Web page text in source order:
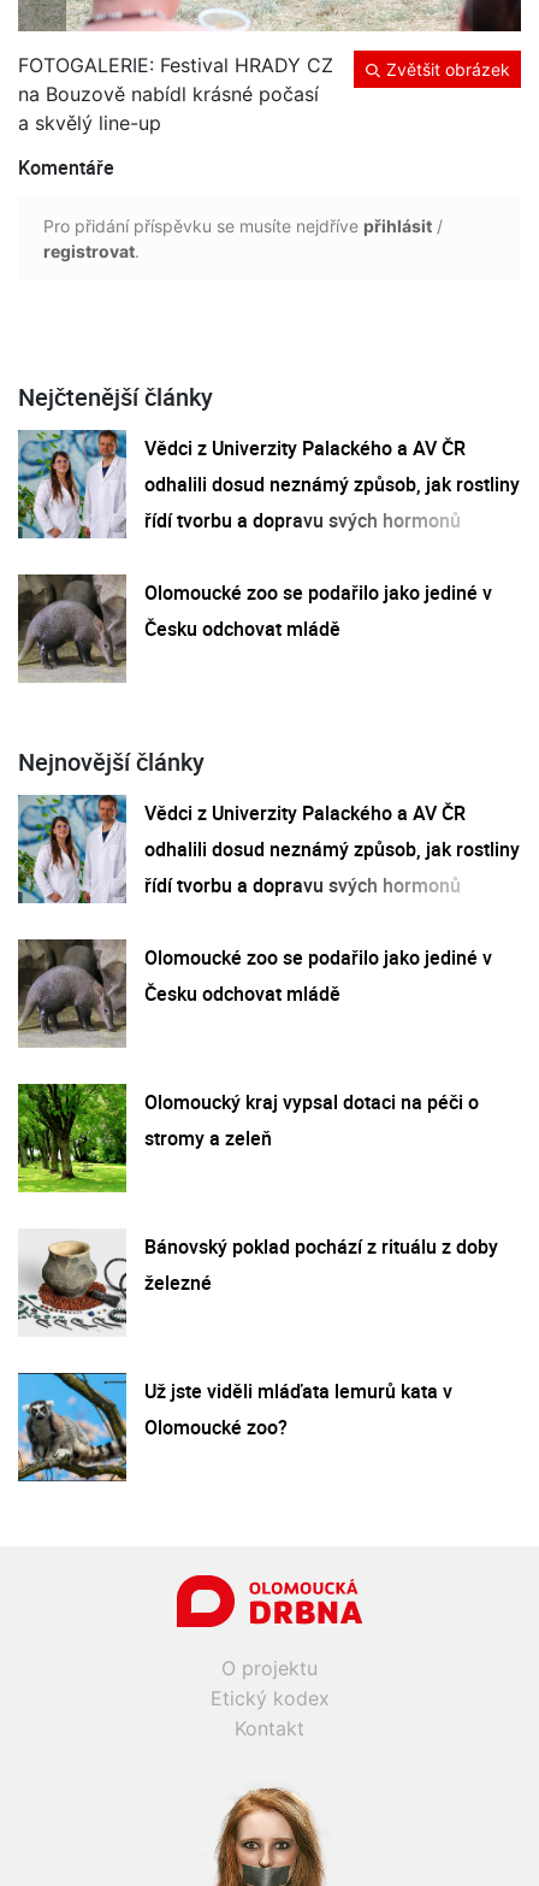
Zvětšit obrázek
FOTOGALERIE: Festival HRADY CZ
na Bouzově nabídl krásné počasí
a skvělý line-up
Komentáře
Pro přidání příspěvku se musíte nejdříve přihlásit /
registrovat.
Nejčtenější články
Vědci z Univerzity Palackého a AV ČR
odhalili dosud neznámý způsob, jak rostliny
řídí tvorbu a dopravu svých hormonů
Olomoucké zoo se podařilo jako jediné v
Česku odchovat mládě
Nejnovější články
Vědci z Univerzity Palackého a AV ČR
odhalili dosud neznámý způsob, jak rostliny
řídí tvorbu a dopravu svých hormonů
Olomoucké zoo se podařilo jako jediné v
Česku odchovat mládě
Olomoucký kraj vypsal dotaci na péči o
stromy a zeleň
Bánovský poklad pochází z rituálu z doby
železné
Už jste viděli mláďata lemurů kata v
Olomoucké zoo?
O projektu
Etický kodex
Kontakt